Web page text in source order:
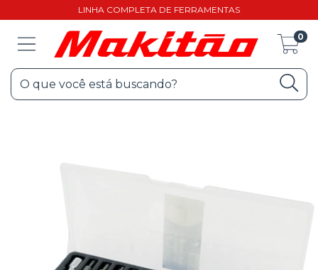
LINHA COMPLETA DE FERRAMENTAS
0